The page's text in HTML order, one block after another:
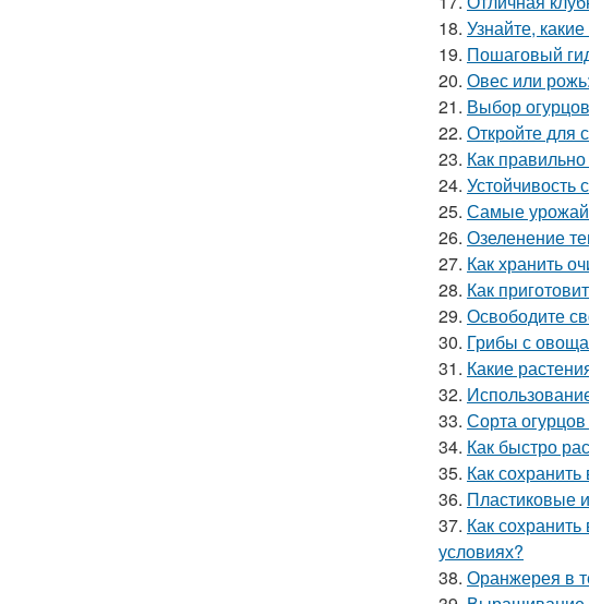
18. Узнайте,
19. Пошаговый
20. Овес или
21. Выбор
22. Откройте для
23. Как
24. Устойчивость
25. Самые
26. Озеленение
27. Как хранить
28. Как
29. Освободите
30. Грибы с
31. Какие
32.
33. Сорта
34. Как быстро
35. Как
36. Пластиковые
37. Как
условиях?
38. Оранжерея в